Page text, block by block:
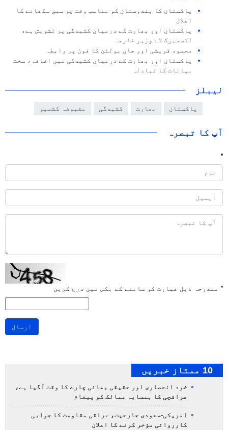
پاکستان کا ہندوستان کو مناسب وقت پر سبق سکھانے کا
اعلان
پاکستان اور بھارت کے درمیان کشیدگی پر تشویش ہے،
لکسمبرگ کے وزیر خارجہ
محمود قریشی اور جان بولٹن کا فون پر رابطہ
پاکستان اور بھارت کے درمیان کشیدگی میں اضافہ، سخت
بیانات کا تبادلہ
لیبلز
پاکستان بھارت کشیدگی مقبوضہ کشمیر
آپ کا تبصرہ
* مندرجہ ذیل عبارت کو سامنے کے بکس میں درج کریں
ارسال
10 ممتاز خبریں
خود انحصاری اور حقیقی بھائی چارے کا وقت آگیا ہے،
عراقچی کا ہمسایہ ممالک کو پیغام
امریکی-سعودی جارحیت، عراقی مقاومت کا جوابی
کارروائی مؤخر کرنے کا اعلان